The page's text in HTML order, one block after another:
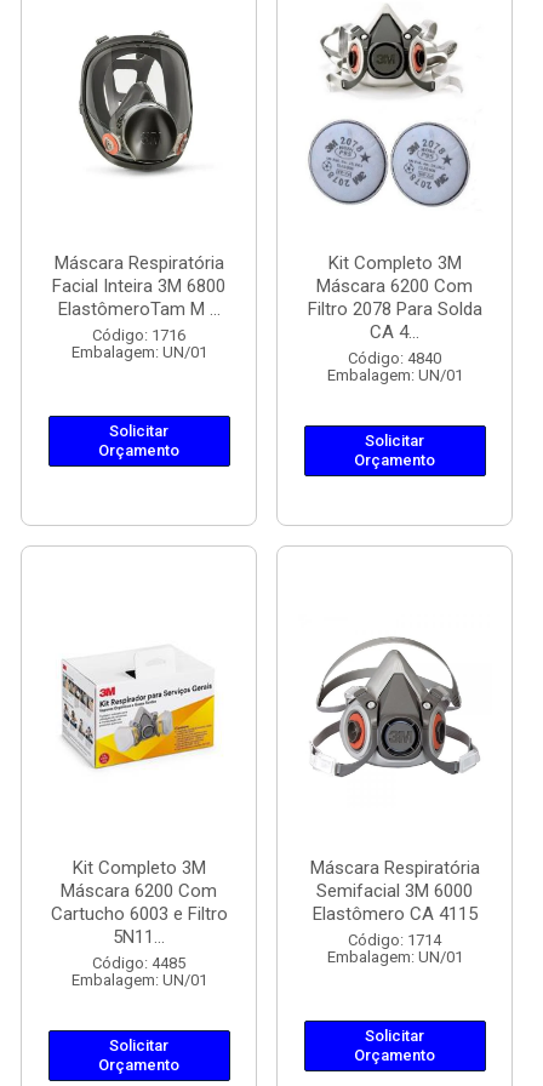
Máscara Respiratória
Facial Inteira 3M 6800
ElastômeroTam M ...
Código: 1716
Embalagem: UN/01
Solicitar
Orçamento
Kit Completo 3M
Máscara 6200 Com
Filtro 2078 Para Solda
CA 4...
Código: 4840
Embalagem: UN/01
Solicitar
Orçamento
Kit Completo 3M
Máscara 6200 Com
Cartucho 6003 e Filtro
5N11...
Código: 4485
Embalagem: UN/01
Solicitar
Orçamento
Máscara Respiratória
Semifacial 3M 6000
Elastômero CA 4115
Código: 1714
Embalagem: UN/01
Solicitar
Orçamento